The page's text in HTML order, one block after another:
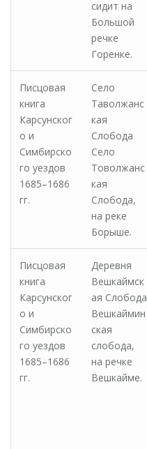
сидит на
Большой
речке
Горенке.
Писцовая
книга
Карсунског
о и
Симбирско
го уездов
1685–1686
гг.
Село
Таволжанс
кая
Слобода
Село
Товолжанс
кая
Слобода,
на реке
Борыше.
Писцовая
книга
Карсунског
о и
Симбирско
го уездов
1685–1686
гг.
Деревня
Вешкаймск
ая Слобода
Вешкаймин
ская
слобода,
на речке
Вешкайме.